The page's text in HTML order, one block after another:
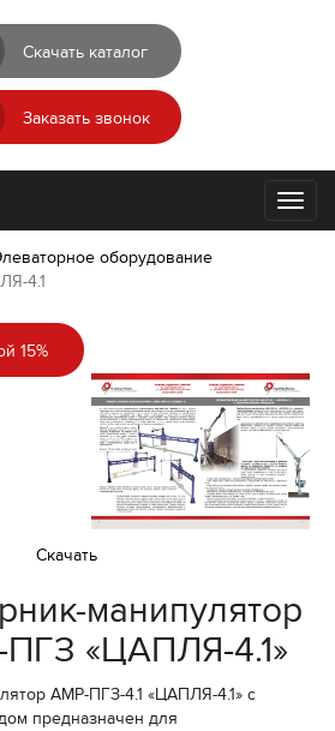
Скачать каталог
Заказать звонок
оборудование
4.1
15%
Cкачать
манипулятор
«ЦАПЛЯ-4.1»
АМР-ПГЗ-4.1 «ЦАПЛЯ-4.1» с
предназначен для